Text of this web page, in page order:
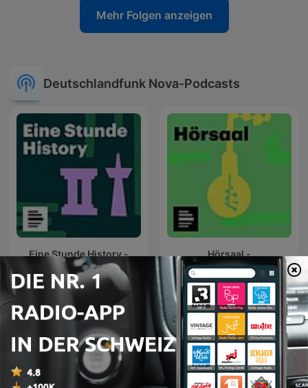
Mehr Folgen anzeigen
Deutschlandfunk Nova-Podcasts
Eine Stunde History -
Deutschlandfunk Nova
Hörsaal -
Deutschlandfunk Nova